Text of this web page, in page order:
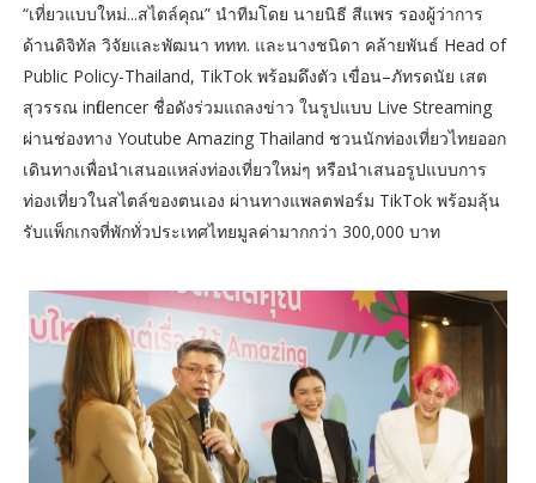
“เที่ยวแบบใหม่...สไตล์คุณ” นำทีมโดย นายนิธี สีแพร รองผู้ว่าการ
ด้านดิจิทัล วิจัยและพัฒนา ททท. และนางชนิดา คล้ายพันธ์ Head of
Public Policy-Thailand, TikTok พร้อมดึงตัว เขื่อน–ภัทรดนัย เสต
สุวรรณ influencer ชื่อดังร่วมแถลงข่าว ในรูปแบบ Live Streaming
ผ่านช่องทาง Youtube Amazing Thailand ชวนนักท่องเที่ยวไทยออก
เดินทางเพื่อนำเสนอแหล่งท่องเที่ยวใหม่ๆ หรือนำเสนอรูปแบบการ
ท่องเที่ยวในสไตล์ของตนเอง ผ่านทางแพลตฟอร์ม TikTok พร้อมลุ้น
รับแพ็กเกจที่พักทั่วประเทศไทยมูลค่ามากกว่า 300,000 บาท